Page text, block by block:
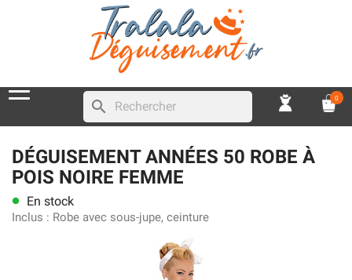
search 0
DÉGUISEMENT ANNÉES 50 ROBE À
POIS NOIRE FEMME
lens En stock
Inclus : Robe avec sous-jupe, ceinture